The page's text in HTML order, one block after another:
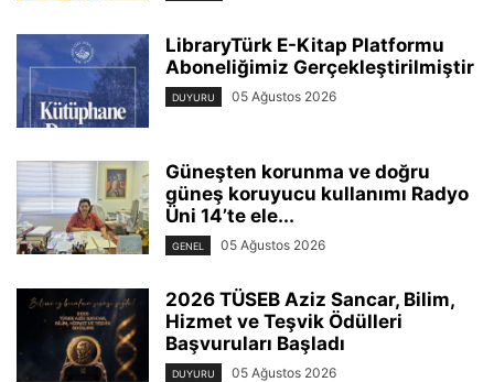
LibraryTürk E-Kitap Platformu
Aboneliğimiz Gerçekleştirilmiştir
DUYURU 05 Ağustos 2026
Güneşten korunma ve doğru
güneş koruyucu kullanımı Radyo
Üni 14’te ele...
GENEL 05 Ağustos 2026
2026 TÜSEB Aziz Sancar, Bilim,
Hizmet ve Teşvik Ödülleri
Başvuruları Başladı
DUYURU 05 Ağustos 2026